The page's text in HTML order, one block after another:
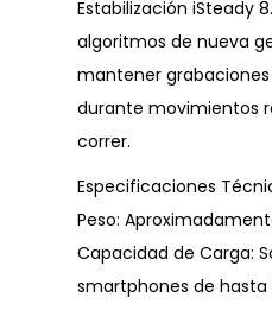
Estabilización iSteady
algoritmos de nueva
mantener
durante movimientos
correr.
Especificaciones
Peso:
Capacidad de Carga:
smartphones de